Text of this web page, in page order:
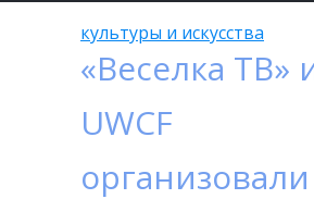
культуры и искусства
«Веселка ТВ»
UWCF
организовали